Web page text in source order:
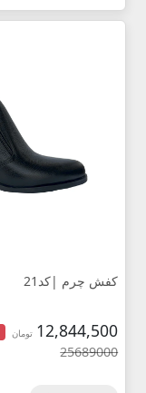
کفش چرم |کد21
12,844,500 تومان
25689000